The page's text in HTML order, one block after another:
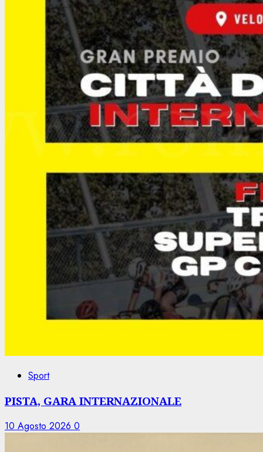
Sport
PISTA, GARA INTERNAZIONALE
10 Agosto 2026 0